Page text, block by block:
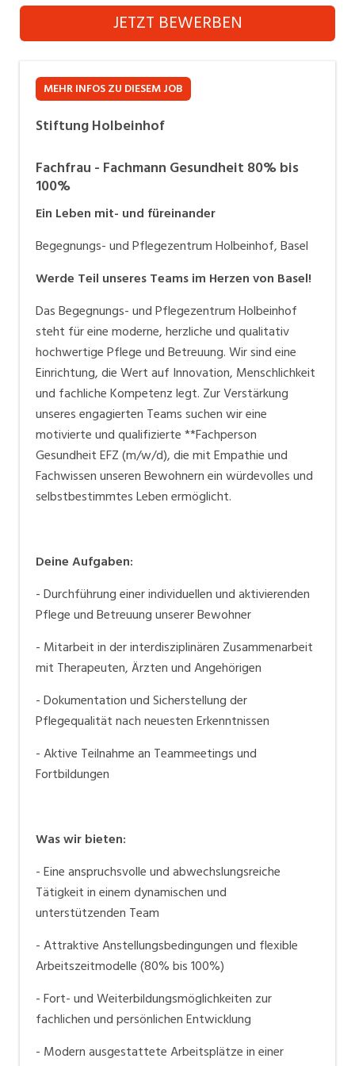
Industrie, Maschinenbau, Anlagenbau,
Produktion
Kaufm. Berufe, Kundendienst, Verwaltung
Körperpflege, Wellness
Marketing, Kommunikation, Medien, Druck
Mechanik, Elektronik, Optik (Fertigung)
Aussendienst
Stiftung Holbeinhof
JETZT BEWERBEN
MEHR INFOS ZU DIESEM JOB
Stiftung Holbeinhof
Fachfrau - Fachmann Gesundheit 80% bis
100%
Ein Leben mit- und füreinander
Begegnungs- und Pflegezentrum Holbeinhof, Basel
Werde Teil unseres Teams im Herzen von Basel!
Das Begegnungs- und Pflegezentrum Holbeinhof
steht für eine moderne, herzliche und qualitativ
hochwertige Pflege und Betreuung. Wir sind eine
Einrichtung, die Wert auf Innovation, Menschlichkeit
und fachliche Kompetenz legt. Zur Verstärkung
unseres engagierten Teams suchen wir eine
motivierte und qualifizierte **Fachperson
Gesundheit EFZ (m/w/d), die mit Empathie und
Fachwissen unseren Bewohnern ein würdevolles und
selbstbestimmtes Leben ermöglicht.
Deine Aufgaben:
- Durchführung einer individuellen und aktivierenden
Pflege und Betreuung unserer Bewohner
- Mitarbeit in der interdisziplinären Zusammenarbeit
mit Therapeuten, Ärzten und Angehörigen
- Dokumentation und Sicherstellung der
Pflegequalität nach neuesten Erkenntnissen
- Aktive Teilnahme an Teammeetings und
Fortbildungen
Was wir bieten:
- Eine anspruchsvolle und abwechslungsreiche
Tätigkeit in einem dynamischen und
unterstützenden Team
- Attraktive Anstellungsbedingungen und flexible
Arbeitszeitmodelle (80% bis 100%)
- Fort- und Weiterbildungsmöglichkeiten zur
fachlichen und persönlichen Entwicklung
- Modern ausgestattete Arbeitsplätze in einer